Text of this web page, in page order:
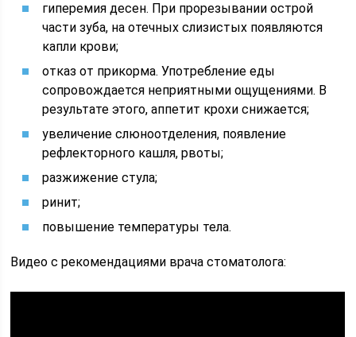
гиперемия десен. При прорезывании острой
части зуба, на отечных слизистых появляются
капли крови;
отказ от прикорма. Употребление еды
сопровождается неприятными ощущениями. В
результате этого, аппетит крохи снижается;
увеличение слюноотделения, появление
рефлекторного кашля, рвоты;
разжижение стула;
ринит;
повышение температуры тела.
Видео с рекомендациями врача стоматолога: